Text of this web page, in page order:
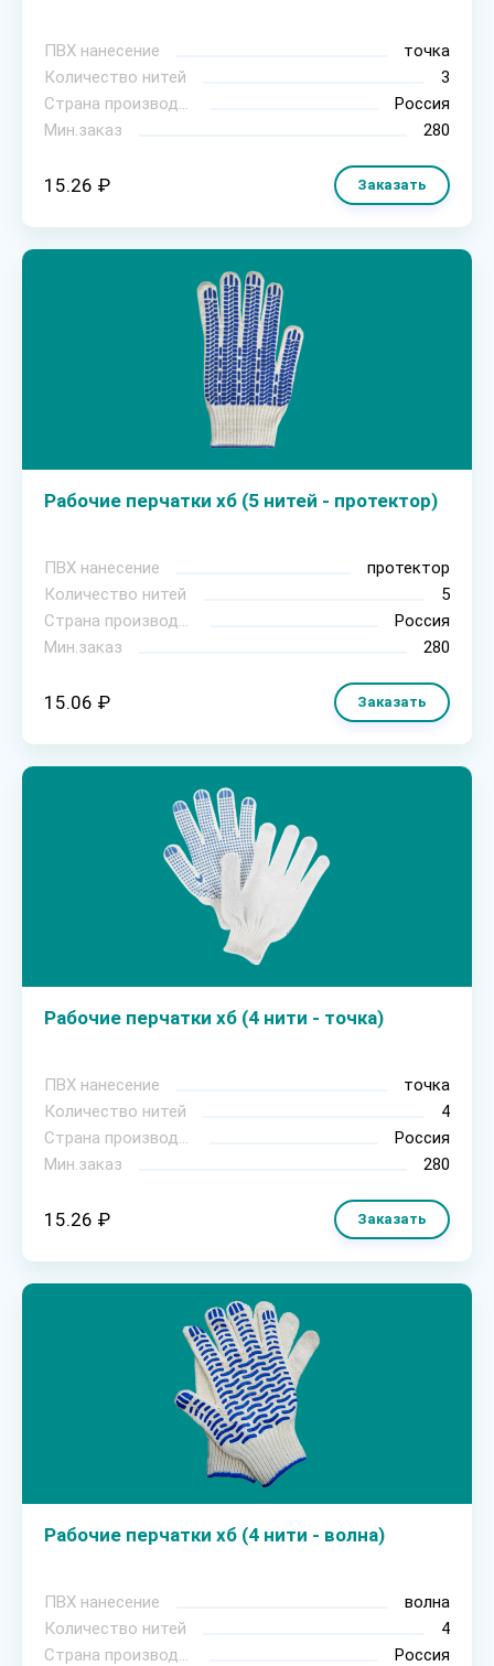
ПВХ нанесение
точка
Количество нитей
3
Страна производитель
Россия
Мин.заказ
280
15.26 ₽ Заказать
Рабочие перчатки хб (5 нитей - протектор)
ПВХ нанесение
протектор
Количество нитей
5
Страна производитель
Россия
Мин.заказ
280
15.06 ₽ Заказать
Рабочие перчатки хб (4 нити - точка)
ПВХ нанесение
точка
Количество нитей
4
Страна производитель
Россия
Мин.заказ
280
15.26 ₽ Заказать
Рабочие перчатки хб (4 нити - волна)
ПВХ нанесение
волна
Количество нитей
4
Страна производитель
Россия